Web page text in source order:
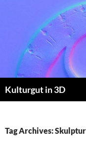
Kulturgut in 3D
Tag Archives: Skulptur